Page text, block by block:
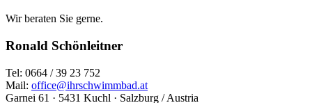
Wir beraten Sie gerne.
Ronald Schönleitner
Tel: 0664 / 39 23 752
Mail: office@ihrschwimmbad.at
Garnei 61 · 5431 Kuchl · Salzburg / Austria